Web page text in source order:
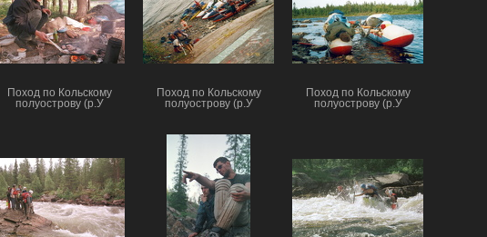
Поход по Кольскому
полуострову (р.У
Поход по Кольскому
полуострову (р.У
Поход по Кольскому
полуострову (р.У